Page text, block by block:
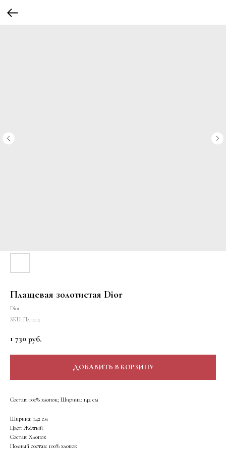
Плащевая золотистая Dior
Dior
SKU: Пл1414
1 730 руб.
ДОБАВИТЬ В КОРЗИНУ
Состав: 100% хлопок; Ширина: 142 см
Ширина: 142 см
Цвет: Жёлтый
Состав: Хлопок
Полный состав: 100% хлопок